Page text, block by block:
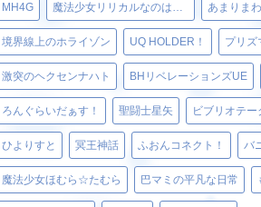
MH4G 魔法少女リリカルなのはViVid あまりま
境界線上のホライゾン UQ HOLDER！ プリ
激突のヘクセンナハト BHリベレーションズUE
ろんぐらいだぁす！ 聖闘士星矢 ビブリオテー
ひよりすと 冥王神話 ふおんコネクト！ バ
魔法少女ほむら☆たむら 巴マミの平凡な日常